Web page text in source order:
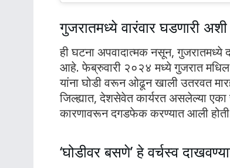
गुजरातमध्ये वारंवार घडणारी
ही घटना अपवादात्मक नसून, गुजरातमध्ये
आहे. फेब्रुवारी २०२४ मध्ये गुजरात मधिल
यांना घोडी वरून ओढून खाली उतरवत
जिल्ह्यात, देशसेवेत कार्यरत असलेल्या एका
कारणावरून दगडफेक करण्यात आली
‘घोडीवर बसणे’ हे वर्चस्व